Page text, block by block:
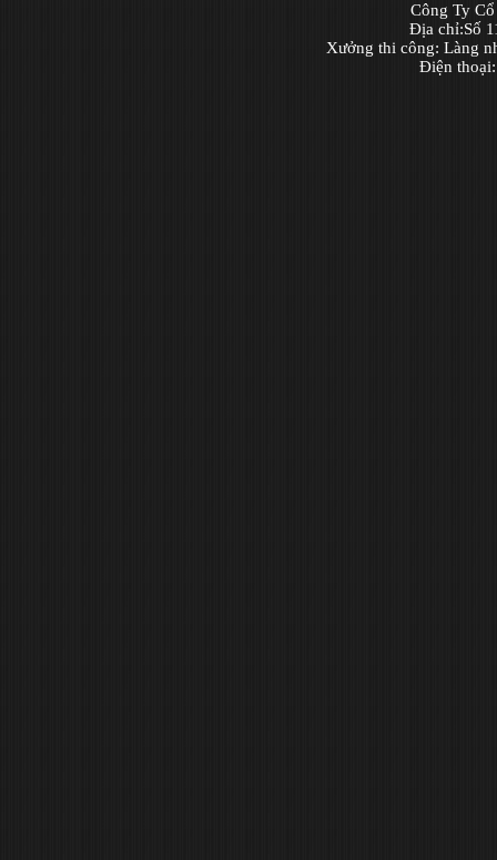
Công Ty
Địa chỉ:Số
Xưởng thi công: Làng
Điện